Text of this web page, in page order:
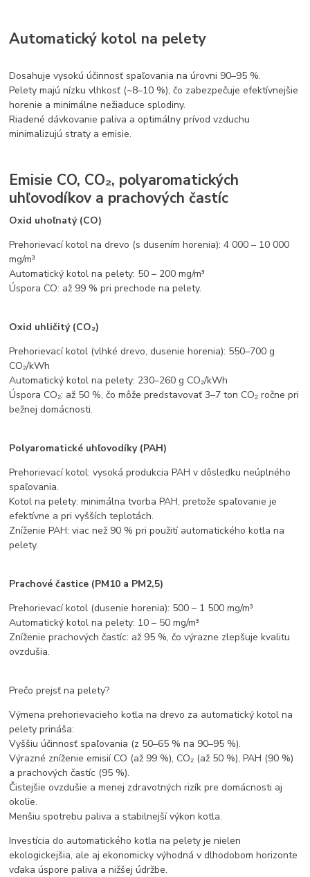
Automatický kotol na pelety
Dosahuje vysokú účinnosť spaľovania na úrovni 90–95 %.
Pelety majú nízku vlhkosť (~8–10 %), čo zabezpečuje efektívnejšie
horenie a minimálne nežiaduce splodiny.
Riadené dávkovanie paliva a optimálny prívod vzduchu
minimalizujú straty a emisie.
Emisie CO, CO₂, polyaromatických
uhľovodíkov a prachových častíc
Oxid uhoľnatý (CO)
Prehorievací kotol na drevo (s dusením horenia): 4 000 – 10 000
mg/m³
Automatický kotol na pelety: 50 – 200 mg/m³
Úspora CO: až 99 % pri prechode na pelety.
Oxid uhličitý (CO₂)
Prehorievací kotol (vlhké drevo, dusenie horenia): 550–700 g
CO₂/kWh
Automatický kotol na pelety: 230–260 g CO₂/kWh
Úspora CO₂: až 50 %, čo môže predstavovať 3–7 ton CO₂ ročne pri
bežnej domácnosti.
Polyaromatické uhľovodíky (PAH)
Prehorievací kotol: vysoká produkcia PAH v dôsledku neúplného
spaľovania.
Kotol na pelety: minimálna tvorba PAH, pretože spaľovanie je
efektívne a pri vyšších teplotách.
Zníženie PAH: viac než 90 % pri použití automatického kotla na
pelety.
Prachové častice (PM10 a PM2,5)
Prehorievací kotol (dusenie horenia): 500 – 1 500 mg/m³
Automatický kotol na pelety: 10 – 50 mg/m³
Zníženie prachových častíc: až 95 %, čo výrazne zlepšuje kvalitu
ovzdušia.
Prečo prejsť na pelety?
Výmena prehorievacieho kotla na drevo za automatický kotol na
pelety prináša:
Vyššiu účinnosť spaľovania (z 50–65 % na 90–95 %).
Výrazné zníženie emisií CO (až 99 %), CO₂ (až 50 %), PAH (90 %)
a prachových častíc (95 %).
Čistejšie ovzdušie a menej zdravotných rizík pre domácnosti aj
okolie.
Menšiu spotrebu paliva a stabilnejší výkon kotla.
Investícia do automatického kotla na pelety je nielen
ekologickejšia, ale aj ekonomicky výhodná v dlhodobom horizonte
vďaka úspore paliva a nižšej údržbe.